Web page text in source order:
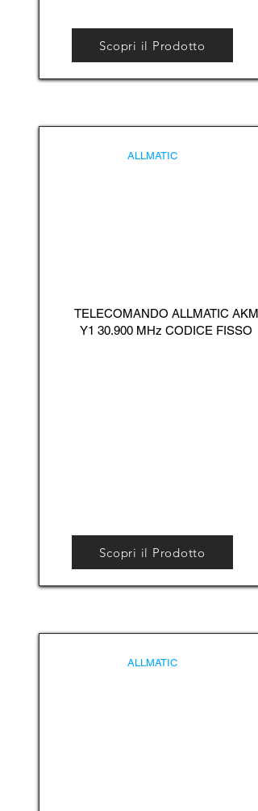
Scopri il Prodotto
ALLMATIC
TELECOMANDO ALLMATIC AKM
Y1 30.900 MHz CODICE FISSO
Scopri il Prodotto
ALLMATIC